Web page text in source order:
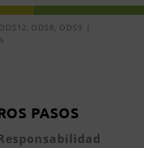
ODS12 ODS8 ODS9
PASOS